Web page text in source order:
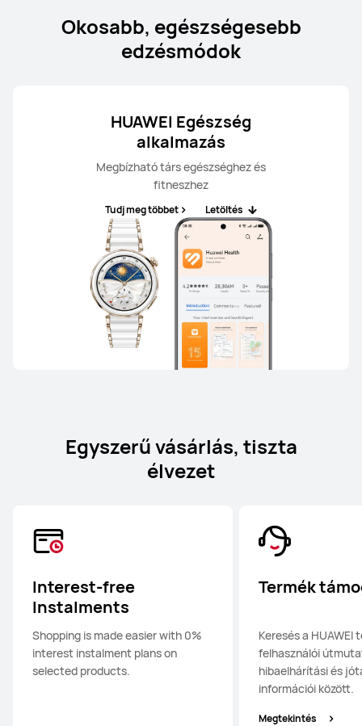
Okosabb, egészségesebb
edzésmódok
HUAWEI Egészség
alkalmazás
Megbízható társ egészséghez és
fitneszhez
Tudj meg többet Letöltés
Egyszerű vásárlás, tiszta
élvezet
Interest-free
Instalments
Shopping is made easier with 0%
interest instalment plans on
selected products.
Termék
Keresés a HUAWEI
felhasználói
hibaelhárítási és
információi között.
Megtekintés